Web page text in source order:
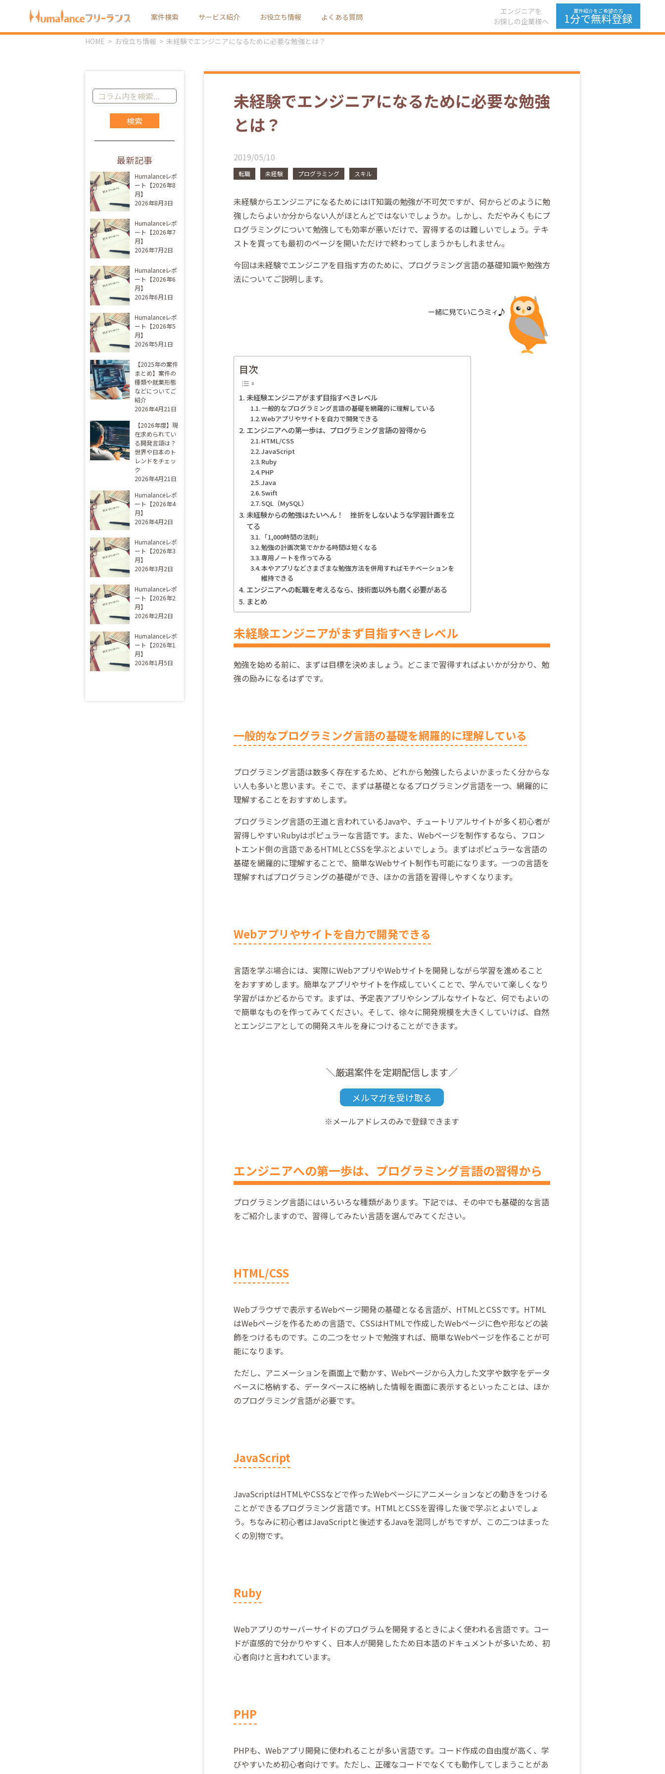
案件検索 サービス紹介 お役立ち情報 よくある質問
エンジニアを
お探しの企業様へ
案件紹介をご希望の方
1分で無料登録
HOME お役立ち情報 未経験でエンジニアになるために必要な勉強とは？
コ
ラ
事
索:
最新記事
Humalanceレポ
ート【2026年8
月】
2026年8月3日
Humalanceレポ
ート【2026年7
月】
2026年7月2日
Humalanceレポ
ート【2026年6
月】
2026年6月1日
Humalanceレポ
ート【2026年5
月】
2026年5月1日
【2025年の案件
まとめ】案件の
種類や就業形態
などについてご
紹介
2026年4月21日
【2026年度】現
在求められてい
る開発言語は？
世界や日本のト
レンドをチェッ
ク
2026年4月21日
Humalanceレポ
ート【2026年4
月】
2026年4月2日
Humalanceレポ
ート【2026年3
月】
2026年3月2日
Humalanceレポ
ート【2026年2
月】
2026年2月2日
Humalanceレポ
ート【2026年1
月】
2026年1月5日
未経験でエンジニアになるために必要な勉強
とは？
2019/05/10
転職 未経験 プログラミング スキル
未経験からエンジニアになるためにはIT知識の勉強が不可欠ですが、何からどのように勉
強したらよいか分からない人がほとんどではないでしょうか。しかし、ただやみくもにプ
ログラミングについて勉強しても効率が悪いだけで、習得するのは難しいでしょう。テキ
ストを買っても最初のページを開いただけで終わってしまうかもしれません。
今回は未経験でエンジニアを目指す方のために、プログラミング言語の基礎知識や勉強方
法についてご説明します。
目次
未経験エンジニアがまず目指すべきレベル
一般的なプログラミング言語の基礎を網羅的に理解している
Webアプリやサイトを自力で開発できる
エンジニアへの第一歩は、プログラミング言語の習得から
HTML/CSS
JavaScript
Ruby
PHP
Java
Swift
SQL（MySQL）
未経験からの勉強はたいへん！ 挫折をしないような学習計画を立
てる
「1,000時間の法則」
勉強の計画次第でかかる時間は短くなる
専用ノートを作ってみる
本やアプリなどさまざまな勉強方法を併用すればモチベーションを
維持できる
エンジニアへの転職を考えるなら、技術面以外も磨く必要がある
まとめ
未経験エンジニアがまず目指すべきレベル
勉強を始める前に、まずは目標を決めましょう。どこまで習得すればよいかが分かり、勉
強の励みになるはずです。
一般的なプログラミング言語の基礎を網羅的に理解している
プログラミング言語は数多く存在するため、どれから勉強したらよいかまったく分からな
い人も多いと思います。そこで、まずは基礎となるプログラミング言語を一つ、網羅的に
理解することをおすすめします。
プログラミング言語の王道と言われているJavaや、チュートリアルサイトが多く初心者が
習得しやすいRubyはポピュラーな言語です。また、Webページを制作するなら、フロン
トエンド側の言語であるHTMLとCSSを学ぶとよいでしょう。まずはポピュラーな言語の
基礎を網羅的に理解することで、簡単なWebサイト制作も可能になります。一つの言語を
理解すればプログラミングの基礎ができ、ほかの言語を習得しやすくなります。
Webアプリやサイトを自力で開発できる
言語を学ぶ場合には、実際にWebアプリやWebサイトを開発しながら学習を進めること
をおすすめします。簡単なアプリやサイトを作成していくことで、学んでいて楽しくなり
学習がはかどるからです。まずは、予定表アプリやシンプルなサイトなど、何でもよいの
で簡単なものを作ってみてください。そして、徐々に開発規模を大きくしていけば、自然
とエンジニアとしての開発スキルを身につけることができます。
＼厳選案件を定期配信します／
メルマガを受け取る
※メールアドレスのみで登録できます
エンジニアへの第一歩は、プログラミング言語の習得から
プログラミング言語にはいろいろな種類があります。下記では、その中でも基礎的な言語
をご紹介しますので、習得してみたい言語を選んでみてください。
HTML/CSS
Webブラウザで表示するWebページ開発の基礎となる言語が、HTMLとCSSです。HTML
はWebページを作るための言語で、CSSはHTMLで作成したWebページに色や形などの装
飾をつけるものです。この二つをセットで勉強すれば、簡単なWebページを作ることが可
能になります。
ただし、アニメーションを画面上で動かす、Webページから入力した文字や数字をデータ
ベースに格納する、データベースに格納した情報を画面に表示するといったことは、ほか
のプログラミング言語が必要です。
JavaScript
JavaScriptはHTMLやCSSなどで作ったWebページにアニメーションなどの動きをつける
ことができるプログラミング言語です。HTMLとCSSを習得した後で学ぶとよいでしょ
う。ちなみに初心者はJavaScriptと後述するJavaを混同しがちですが、この二つはまった
くの別物です。
Ruby
Webアプリのサーバーサイドのプログラムを開発するときによく使われる言語です。コー
ドが直感的で分かりやすく、日本人が開発したため日本語のドキュメントが多いため、初
心者向けと言われています。
PHP
PHPも、Webアプリ開発に使われることが多い言語です。コード作成の自由度が高く、学
びやすいため初心者向けです。ただし、正確なコードでなくても動作してしまうことがあ